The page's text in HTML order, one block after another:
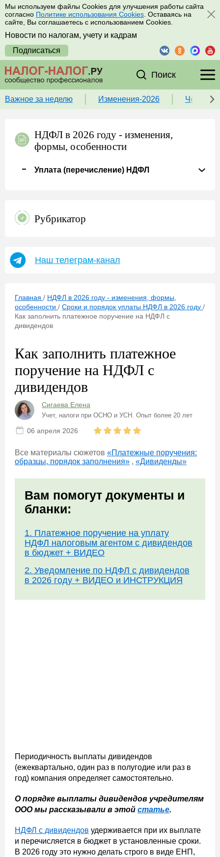
Мы используем файлы Cookies для улучшения работы сайта
согласно Политике использования Cookies . Оставаясь на
сайте, Вы соглашаетесь с использованием Cookies.
Новости по налогам, учету и кадрам
Подписаться
Поиск
Важное за неделю Изменения-2026 Чек-
НДФЛ в 2026 году - изменения,
формы, особенности
Уплата (перечисление) НДФЛ
Рубрикатор
Наш телеграм-канал
Главная / НДФЛ в 2026 году - изменения, формы,
особенности / Сроки и порядок уплаты НДФЛ в 2026 году /
Как заполнить платежное поручение на НДФЛ с
дивидендов
Как заполнить платежное
поручение на НДФЛ с
дивидендов
Сигаева Елена
Учет, налоги при ОСНО и УСН. Опыт более 20 лет
06 апреля 2026
Все материалы сюжетов «Платежные поручения:
образцы, порядок заполнения» , «Дивиденды»
Вам помогут документы и
бланки:
1. Платежное поручение на уплату
НДФЛ налоговым агентом с дивидендов
в бюджет + ВИДЕО
2. Уведомление по НДФЛ с дивидендов
в 2026 году + ВИДЕО и ИНСТРУКЦИЯ
Периодичность выплаты дивидендов
(ежеквартально, один раз в полугодие или раз в
год) компания определяет самостоятельно.
О порядке выплаты дивидендов учредителям
ООО мы рассказывали в этой статье.
НДФЛ с дивидендов удерживается при их выплате
и перечисляется в бюджет в установленные сроки.
В 2026 году это нужно делать строго в виде ЕНП,